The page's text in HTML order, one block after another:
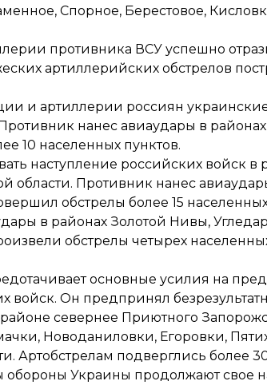
Спорное, Берестовое,
противника ВСУ успешно
артиллерийских обстрелов
и артиллерии россиян
нанес авиаудары в
10 населенных пунктов.
наступление российских войск в
Противник нанес
обстрелы более 15
в районах Золотой Нивы,
обстрелы четырех
основные усилия на
Он предпринял
севернее Приютного
Новоданиловки, Егоровки,
Артобстрелам подверглись более
обороны Украины продолжают свое